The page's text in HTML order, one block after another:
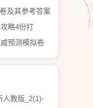
及其参考答案
略4份打
预测模拟卷
人教版_2(1)-